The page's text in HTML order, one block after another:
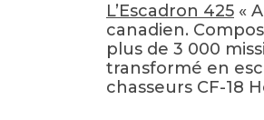
L’Escadron 425 «
canadien.
plus de 3 000
transformé en
chasseurs CF-18